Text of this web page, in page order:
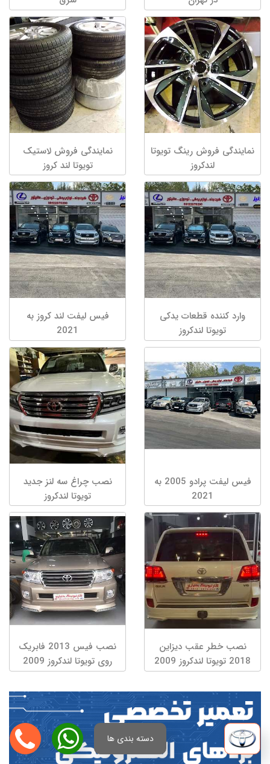
نمایندگی فروش رینگ تویوتا
لندکروز
نمایندگی فروش لاستیک
تویوتا لند کروز
وارد کننده قطعات یدکی
تویوتا لندکروز
فیس لیفت لند کروز به
2021
فیس لیفت پرادو 2005 به
2021
نصب چراغ سه لنز جدید
تویوتا لندکروز
نصب خطر عقب دیزاین
2018 تویوتا لندکروز 2009
نصب فیس 2013 فابریک
روی تویوتا لندکروز 2009
دسته بندی ها